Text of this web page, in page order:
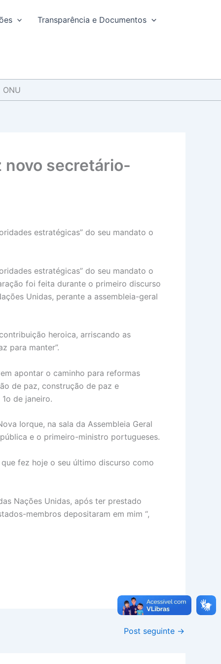
Transparência e Documentos
novo secretário-
estratégicas” do seu mandato o
estratégicas” do seu mandato o
foi feita durante o primeiro discurso
Unidas, perante a assembleia-geral
heroica, arriscando as
para manter”.
apontar o caminho para reformas
de paz, construção de paz e
de janeiro.
Iorque, na sala da Assembleia Geral
e o primeiro-ministro portugueses.
fez hoje o seu último discurso como
Nações Unidas, após ter prestado
membros depositaram em mim “,
Post seguinte →